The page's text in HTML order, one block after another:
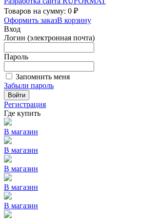
Товаров на сумму: 0 ₽
Оформить заказВ корзину
Вход
Логин (электронная почта)
Пароль
Запомнить меня
Забыли пароль
Войти
Регистрация
Где купить
В магазин
В магазин
В магазин
В магазин
В магазин